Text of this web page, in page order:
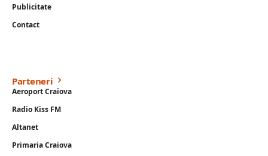
Publicitate
Contact
Parteneri
Aeroport Craiova
Radio Kiss FM
Altanet
Primaria Craiova